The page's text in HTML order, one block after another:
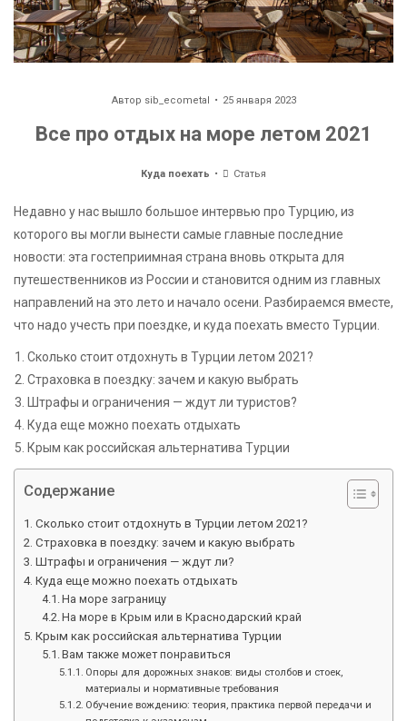
Автор sib_ecometal 25 января 2023
Все про отдых на море летом 2021
Куда поехать Статья
Недавно у нас вышло большое интервью про Турцию, из
которого вы могли вынести самые главные последние
новости: эта гостеприимная страна вновь открыта для
путешественников из России и становится одним из главных
направлений на это лето и начало осени. Разбираемся вместе,
что надо учесть при поездке, и куда поехать вместо Турции.
Сколько стоит отдохнуть в Турции летом 2021?
Страховка в поездку: зачем и какую выбрать
Штрафы и ограничения — ждут ли туристов?
Куда еще можно поехать отдыхать
Крым как российская альтернатива Турции
Содержание
Сколько стоит отдохнуть в Турции летом 2021?
Страховка в поездку: зачем и какую выбрать
Штрафы и ограничения — ждут ли?
Куда еще можно поехать отдыхать
На море заграницу
На море в Крым или в Краснодарский край
Крым как российская альтернатива Турции
Вам также может понравиться
Опоры для дорожных знаков: виды столбов и стоек,
материалы и нормативные требования
Обучение вождению: теория, практика первой передачи и